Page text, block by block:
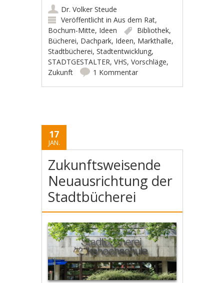
Dr. Volker Steude
Veröffentlicht inAus dem Rat,
Bochum-Mitte, Ideen Bibliothek,
Bücherei, Dachpark, Ideen, Markthalle,
Stadtbücherei,Stadtentwicklung,
STADTGESTALTER,VHS,Vorschläge,
Zukunft
1 Kommentar
17
JAN.
Zukunftsweisende
Neuausrichtung der
Stadtbücherei